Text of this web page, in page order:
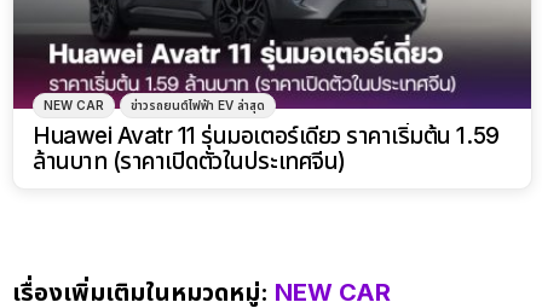
NEW CAR ข่าวรถยนต์ไฟฟ้า EV ล่าสุด
Huawei Avatr 11 รุ่นมอเตอร์เดี่ยว ราคาเริ่มต้น 1.59
ล้านบาท (ราคาเปิดตัวในประเทศจีน)
เรื่องเพิ่มเติมในหมวดหมู่: NEW CAR